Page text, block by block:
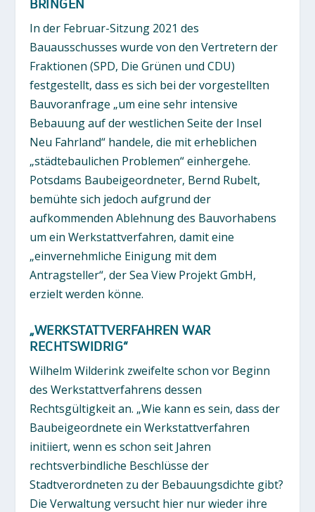
BRINGEN
In der Februar-Sitzung 2021 des
Bauausschusses wurde von den Vertretern der
Fraktionen (SPD, Die Grünen und CDU)
festgestellt, dass es sich bei der vorgestellten
Bauvoranfrage „um eine sehr intensive
Bebauung auf der westlichen Seite der Insel
Neu Fahrland“ handele, die mit erheblichen
„städtebaulichen Problemen“ einhergehe.
Potsdams Baubeigeordneter, Bernd Rubelt,
bemühte sich jedoch aufgrund der
aufkommenden Ablehnung des Bauvorhabens
um ein Werkstattverfahren, damit eine
„einvernehmliche Einigung mit dem
Antragsteller“, der Sea View Projekt GmbH,
erzielt werden könne.
„WERKSTATTVERFAHREN WAR
RECHTSWIDRIG“
Wilhelm Wilderink zweifelte schon vor Beginn
des Werkstattverfahrens dessen
Rechtsgültigkeit an. „Wie kann es sein, dass der
Baubeigeordnete ein Werkstattverfahren
initiiert, wenn es schon seit Jahren
rechtsverbindliche Beschlüsse der
Stadtverordneten zu der Bebauungsdichte gibt?
Die Verwaltung versucht hier nur wieder ihre